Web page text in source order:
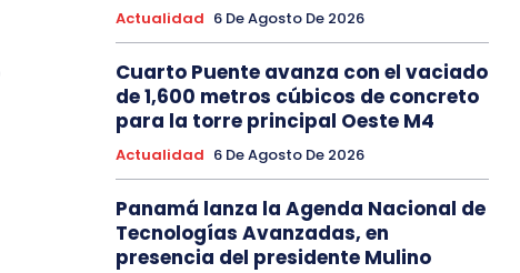
Actualidad 6 De Agosto De 2026
Cuarto Puente avanza con el vaciado
de 1,600 metros cúbicos de concreto
para la torre principal Oeste M4
Actualidad 6 De Agosto De 2026
Panamá lanza la Agenda Nacional de
Tecnologías Avanzadas, en
presencia del presidente Mulino